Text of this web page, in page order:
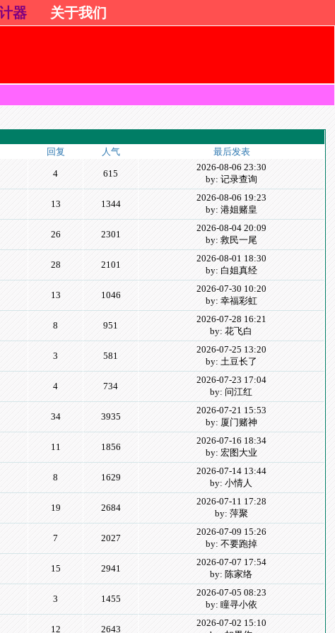
器 关于我们
回复 人气 最后发表
4 615
2026-08-06 23:30
by: 记录查询
13 1344
2026-08-06 19:23
by: 港姐赌皇
26 2301
2026-08-04 20:09
by: 救民一尾
28 2101
2026-08-01 18:30
by: 白姐真经
13 1046
2026-07-30 10:20
by: 幸福彩虹
8 951
2026-07-28 16:21
by: 花飞白
3 581
2026-07-25 13:20
by: 土豆长了
4 734
2026-07-23 17:04
by: 问江红
34 3935
2026-07-21 15:53
by: 厦门赌神
11 1856
2026-07-16 18:34
by: 宏图大业
8 1629
2026-07-14 13:44
by: 小情人
19 2684
2026-07-11 17:28
by: 萍聚
7 2027
2026-07-09 15:26
by: 不要跑掉
15 2941
2026-07-07 17:54
by: 陈家络
3 1455
2026-07-05 08:23
by: 瞳寻小依
12 2643
2026-07-02 15:10